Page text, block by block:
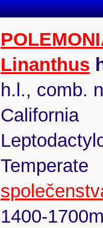
Linanthus
h.l., comb.
California
Temperate
1400-